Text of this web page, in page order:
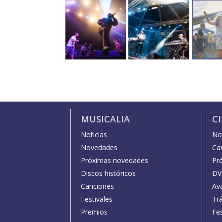
MUSICALIA
Noticias
Novedades
Próximas novedades
Discos históricos
Canciones
Festivales
Premios